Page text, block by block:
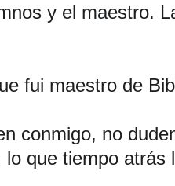
y el maestro.
fui maestro de
conmigo, no
que tiempo atrás